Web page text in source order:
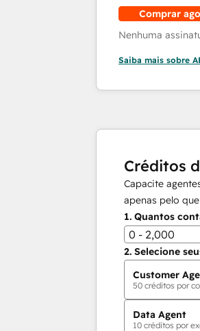
Comprar
Nenhuma
Saiba mais sobre
Créditos
Capacite
apenas pelo que
1. Quantos
0 - 2,000
2. Selecione
Customer
50 créditos por
Data Agent
10 créditos por